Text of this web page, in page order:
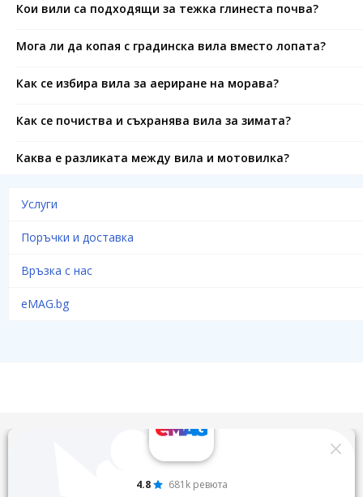
Кои вили са подходящи за тежка глинеста почва?
Мога ли да копая с градинска вила вместо лопата?
Как се избира вила за аериране на морава?
Как се почиства и съхранява вила за зимата?
Каква е разликата между вила и мотовилка?
Услуги
Поръчки и доставка
Връзка с нас
eMAG.bg
4.8 681k ревюта